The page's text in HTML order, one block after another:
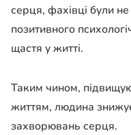
серця, фахівці були
позитивного
щастя у житті.
Таким чином,
життям, людина
захворювань серця.